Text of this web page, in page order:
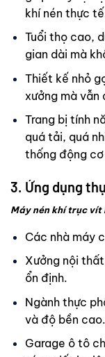
khí nén thực
Tuổi thọ cao,
gian dài mà
Thiết kế nhỏ
xưởng mà
Trang bị tính
quá tải, quá
thống động
3. Ứng dụng
Máy nén khí trục vít
Các nhà máy
Xưởng nội
ổn định.
Ngành thực
và độ bền cao.
Garage ô tô